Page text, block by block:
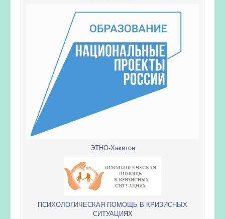
ЭТНО-Хакатон
ПСИХОЛОГИЧЕСКАЯ ПОМОЩЬ В КРИЗИСНЫХ
СИТУАЦИЯХ